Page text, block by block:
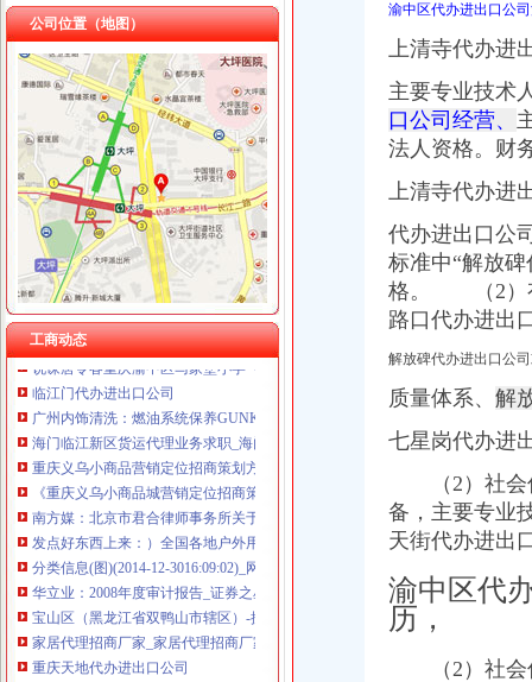
重庆逸道医疗器械有限公司
重庆泰盛贷款咨询有限公司 渝高 （工商注册）
重庆奎颜尼商贸有限公司 渝中100万 （工商注册）
重庆尊博贸易有限公司 渝江 （工商注册）
重庆晒微科技有限公司 渝南3万 （工商注册）
重庆欧氏科技发展有限公司 渝九50万 （进出口权）
重庆市明诚塑料制品有限责任公司 渝高100万 （进出口权）
重庆金品科技有限公司 渝南100万 （进出口权）
重庆凯誉网络通信技术工程有限公司 渝中300万 （工商变更）
重庆佳技维科技发展有限公司 渝南100万 （进出口权）
公司位置（地图）
工商动态
渝中区马家堡
“电子眼交巡”在渝中区马家堡上岗一个月_第1页-七一网
渝中区马家堡小学2017招生范围,马家堡小学6月24日报名-小学教育-
重庆市渝中区马家堡副食经营部饮料批发部
重庆市渝中区马家堡粮店_重庆市_渝中区_企业在线
渝中区马家堡小学_渝中区马家堡小学爱问问同学录频道
重庆市渝中区马家堡安利专卖店地址重庆市马家堡哪有卖安利产【今日
【重庆市—渝中区】马家堡发廊偶遇品美少女（申请毕业-曲罢论坛
渝中区马家堡小学好不好呀？求指教-早教幼儿园小学-重庆购物狂
【招商银行渝中区马家堡自助银行】招商银行渝中区马家堡自助银行
说课唐令春重庆渝中区马家堡小学《可能》-原创-搜狐
临江门代办进出口公司
广州内饰清洗：燃油系统保养GUNKM2616-油箱及油管路清洗-广州
海门临江新区货运代理业务求职_海门临江新区货运代理业务找工作_
重庆义乌小商品营销定位招商策划方案.doc
《重庆义乌小商品城营销定位招商策划方案》.doc
南方媒：北京市君合律师事务所关于南方出版媒股份有限公司发行
发点好东西上来：）全国各地户外用品店详解-旅游（Travel）版-北大
分类信息(图)(2014-12-3016:09:02)_网易新闻
华立业：2008年度审计报告_证券之星
宝山区（黑龙江省双鸭山市辖区）-搜百科
家居代理招商厂家_家居代理招商厂家/公司-阿里巴巴公司黄页
重庆天地代办进出口公司
【重庆北京天地顺聘货运代理公司】网点,地址,电话,营业时间-大
渝中区代办进出口公
上清寺代办进
主要专业技术
口公司经营、
法人资格。财
上清寺代办进
代办进出口
标准中“解放
格。
（2）
路口代办进出
解放碑代办进出口公
质量体系、 解
七星岗代办进
（2）社会
备，主要专业
天街代办进出
渝中区代
历，
（2）社会